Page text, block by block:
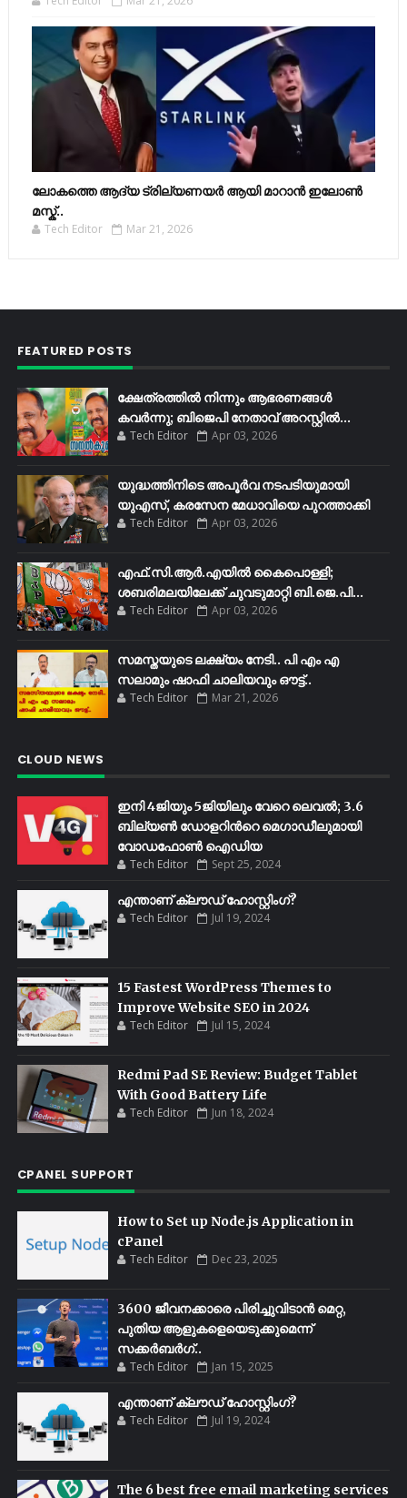
ലോകത്തെ ആദ്യ ട്രില്യണയർ ആയി മാറാൻ ഇലോൺ
മസ്ക്..
Tech Editor Mar 21, 2026
FEATURED POSTS
ക്ഷേത്രത്തിൽ നിന്നും ആഭരണങ്ങൾ
കവർന്നു; ബിജെപി നേതാവ് അറസ്റ്റിൽ...
Tech Editor Apr 03, 2026
യുദ്ധത്തിനിടെ അപൂർവ നടപടിയുമായി
യുഎസ്, കരസേന മേധാവിയെ പുറത്താക്കി
Tech Editor Apr 03, 2026
എഫ്​.സി.ആർ.എയിൽ കൈപൊള്ളി;
ശബരിമലയിലേക്ക്​ ചുവടുമാറ്റി ബി.ജെ.പി...
Tech Editor Apr 03, 2026
സമസ്തയുടെ ലക്ഷ്യം നേടി.. പി എം എ
സലാമും ഷാഫി ചാലിയവും ഔട്ട്..
Tech Editor Mar 21, 2026
CLOUD NEWS
ഇനി 4ജിയും 5ജിയിലും വേറെ ലെവൽ; 3.6
ബില്യണ്‍ ഡോളറിന്‍റെ മെഗാഡീലുമായി
വോഡഫോണ്‍ ഐഡിയ
Tech Editor Sept 25, 2024
എന്താണ് ക്ലൗഡ് ഹോസ്റ്റിംഗ്?
Tech Editor Jul 19, 2024
15 Fastest WordPress Themes to
Improve Website SEO in 2024
Tech Editor Jul 15, 2024
Redmi Pad SE Review: Budget Tablet
With Good Battery Life
Tech Editor Jun 18, 2024
CPANEL SUPPORT
How to Set up Node.js Application in
cPanel
Tech Editor Dec 23, 2025
3600 ജീവനക്കാരെ പിരിച്ചുവിടാൻ മെറ്റ,
പുതിയ ആളുകളെയെടുക്കുമെന്ന്
സക്കർബർഗ്..
Tech Editor Jan 15, 2025
എന്താണ് ക്ലൗഡ് ഹോസ്റ്റിംഗ്?
Tech Editor Jul 19, 2024
The 6 best free email marketing services